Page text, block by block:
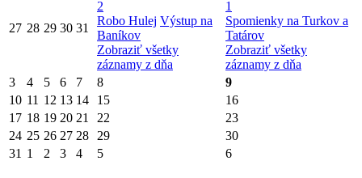
27 28 29 30 31
2
Robo Hulej Výstup na
Baníkov
Zobraziť všetky
záznamy z dňa
1
Spomienky na Turkov a
Tatárov
Zobraziť všetky
záznamy z dňa
3
4 5 6 7 8
9
10 11 12 13 14 15
16
17 18 19 20 21 22
23
24 25 26 27 28 29
30
31 1 2 3 4 5 6